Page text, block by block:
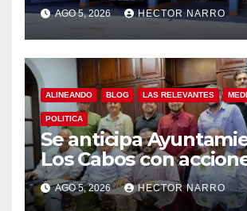
auxilios para jóvenes
AGO 5, 2026 HECTOR NARRO
ALINEANDO BLOG LAS RELEVANTES
POLITICA
Se anticipa
Los Cabos con
preventivas ante
centro histórico
AGO 5, 2026 HECTOR NARRO